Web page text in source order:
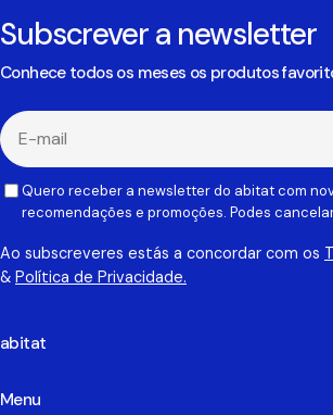
Subscrever a newsletter
Conhece todos os meses os produtos
E-
mail
Quero receber a newsletter do abitat com
recomendações e promoções. Podes
Ao subscreveres estás a concordar com os
& Política de Privacidade.
abitat
Menu